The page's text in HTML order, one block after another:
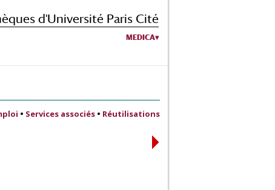
d'Université Paris Cité
MEDICA
• Services associés • Réutilisations